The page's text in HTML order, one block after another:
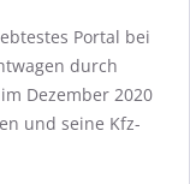
Portal bei
durch
Dezember 2020
und seine Kfz-